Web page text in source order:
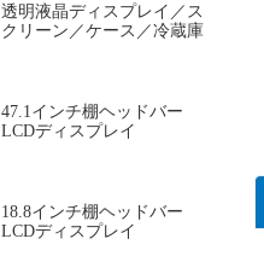
透明液晶ディスプレイ／ス
クリーン／ケース／冷蔵庫
47.1インチ棚ヘッドバー
LCDディスプレイ
18.8インチ棚ヘッドバー
LCDディスプレイ